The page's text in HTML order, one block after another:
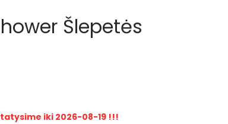
Šlepetės
iki 2026-08-19 !!!